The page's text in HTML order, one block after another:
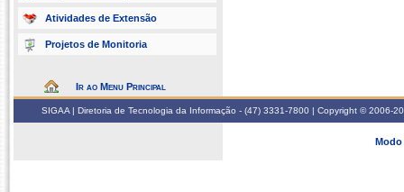
Atividades de Extensão
Projetos de Monitoria
Ir ao Menu Principal
SIGAA | Diretoria de Tecnologia da Informação - (47) 3331-7800 | Copyright © 2006-
Modo